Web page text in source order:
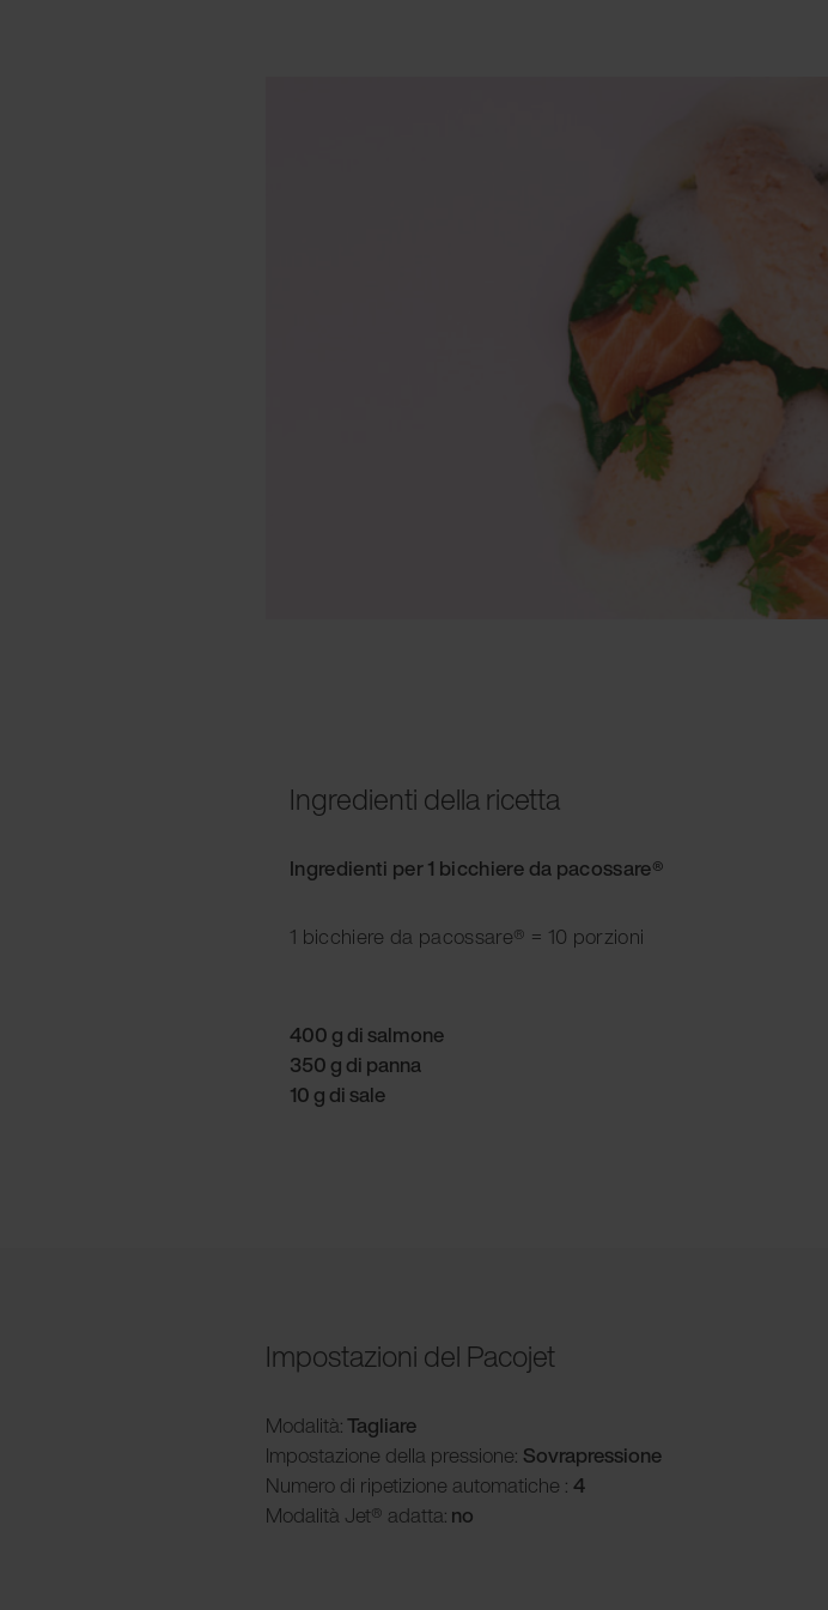
Ingredienti della ricetta
Ingredienti per 1 bicchiere da pacossare®
1 bicchiere da pacossare® = 10 porzioni
400 g di salmone
350 g di panna
10 g di sale
Impostazioni del Pacojet
Modalità:Tagliare
Impostazione della pressione: Sovrapressione
Numero di ripetizione automatiche : 4
Modalità Jet® adatta: no